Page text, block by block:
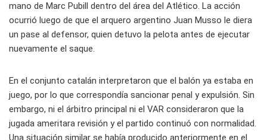
mano de Marc Pubill dentro del área del Atlético. La acción
ocurrió luego de que el arquero argentino Juan Musso le diera
un pase al defensor, quien detuvo la pelota antes de ejecutar
nuevamente el saque.
En el conjunto catalán interpretaron que el balón ya estaba en
juego, por lo que correspondía sancionar penal y expulsión. Sin
embargo, ni el árbitro principal ni el VAR consideraron que la
jugada ameritara revisión y el partido continuó con normalidad.
Una situación similar se había producido anteriormente en el